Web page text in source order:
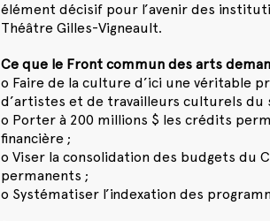
élément décisif pour l’avenir des
Théâtre Gilles-Vigneault.
Ce que le Front commun des arts
o Faire de la culture d’ici une véritable
d’artistes et de travailleurs culturels du
o Porter à 200 millions $ les crédits
financière ;
o Viser la consolidation des budgets du
permanents ;
o Systématiser l’indexation des